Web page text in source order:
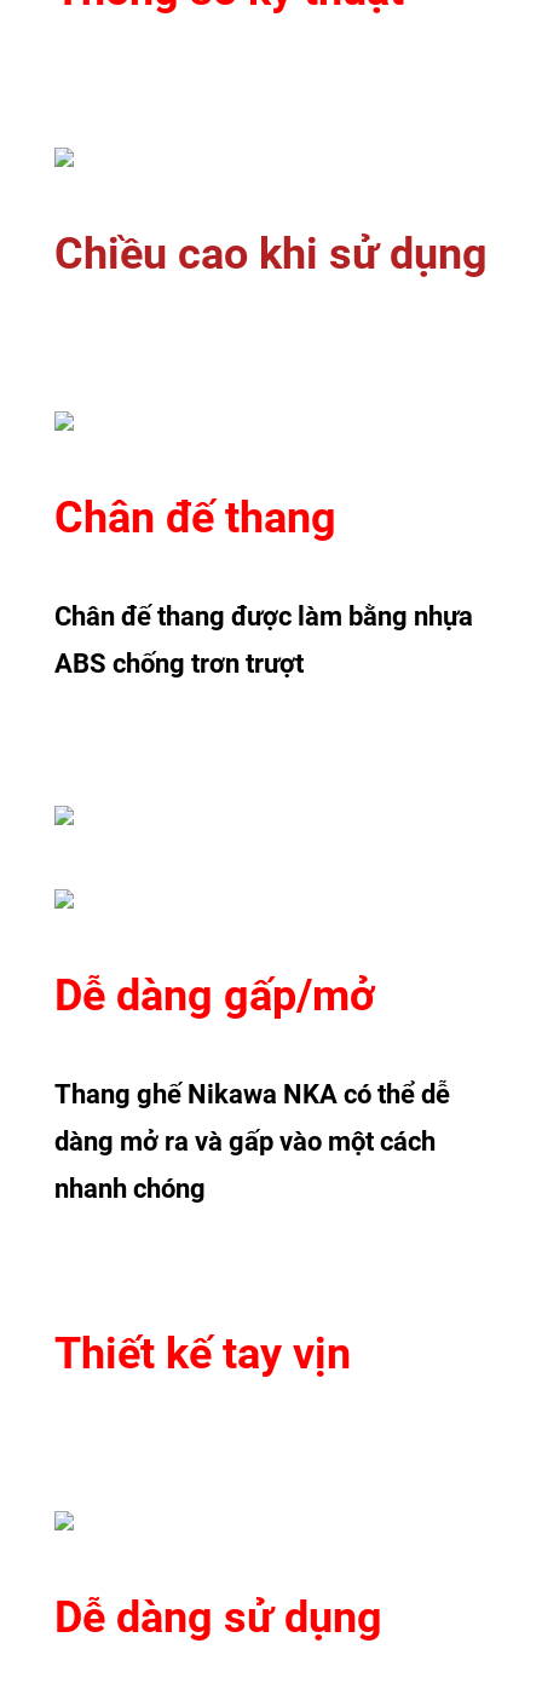
Chiều cao khi sử dụng
Chân đế thang
Chân đế thang được làm bằng nhựa
ABS chống trơn trượt
Dễ dàng gấp/mở
Thang ghế Nikawa NKA có thể dễ
dàng mở ra và gấp vào một cách
nhanh chóng
Thiết kế tay vịn
Dễ dàng sử dụng